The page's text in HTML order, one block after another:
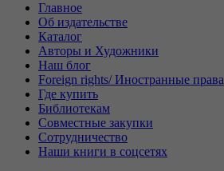
Главное
Об издательстве
Каталог
Авторы и Художники
Наш блог
Foreign rights/ Иностранные права
Где купить
Библиотекам
Совместные закупки
Сотрудничество
Наши книги в соцсетях